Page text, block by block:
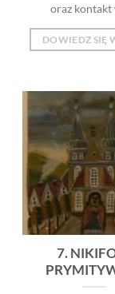
oraz kontakt
DOWIEDZ SIĘ
7.